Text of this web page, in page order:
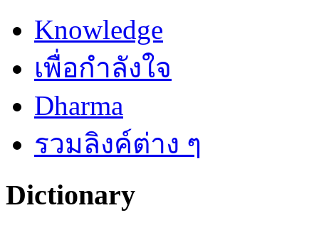
Knowledge
เพื่อกำลังใจ
Dharma
รวมลิงค์ต่าง ๆ
Dictionary